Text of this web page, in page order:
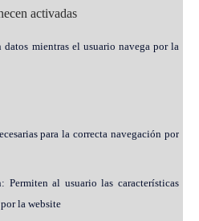
activadas
datos mientras el usuario navega por la
para la correcta navegación por
Permiten al usuario las características
la website